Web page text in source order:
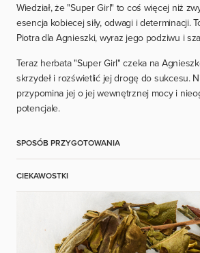
Wiedział, że "Super Girl" to coś więcej niż
esencja kobiecej siły, odwagi i determinacji.
Piotra dla Agnieszki, wyraz jego podziwu i
Teraz herbata "Super Girl" czeka na
skrzydeł i rozświetlić jej drogę do sukcesu.
przypomina jej o jej wewnętrznej mocy i
potencjale.
SPOSÓB PRZYGOTOWANIA
Jeśli chcesz cieszyć się smakiem Super
w wodzie o temperaturze 70-80 stopni
Eksperymentuj z czasem parzenia, ale
przekraczać temperatury wody, aby herbata
właściwości zdrowotne.
CIEKAWOSTKI